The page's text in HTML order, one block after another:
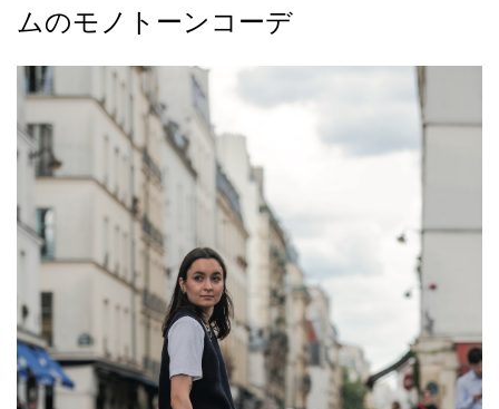
ムのモノトーンコーデ